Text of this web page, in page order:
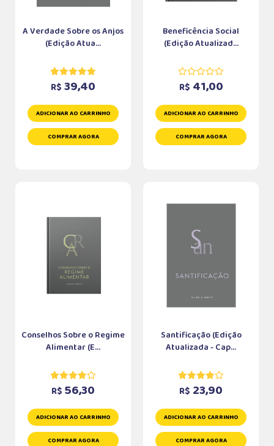
A Verdade Sobre os Anjos
(Edição Atua...
R$ 39,40
ADICIONAR AO CARRINHO
COMPRAR AGORA
Beneficência Social
(Edição Atualizad...
R$ 41,00
ADICIONAR AO CARRINHO
COMPRAR AGORA
Conselhos Sobre o Regime
Alimentar (E...
R$ 56,30
ADICIONAR AO CARRINHO
COMPRAR AGORA
Santificação (Edição
Atualizada - Cap...
R$ 23,90
ADICIONAR AO CARRINHO
COMPRAR AGORA